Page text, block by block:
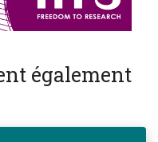
également